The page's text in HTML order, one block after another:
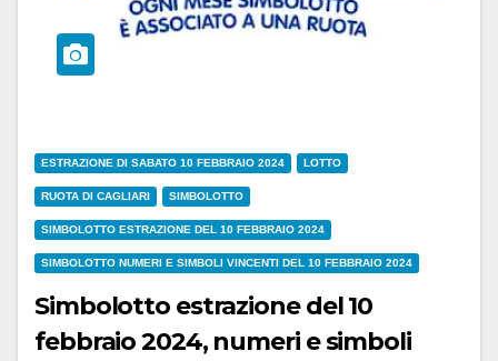
ESTRAZIONE DI SABATO 10 FEBBRAIO 2024 LOTTO
RUOTA DI CAGLIARI SIMBOLOTTO
SIMBOLOTTO ESTRAZIONE DEL 10 FEBBRAIO 2024
SIMBOLOTTO NUMERI E SIMBOLI VINCENTI DEL 10 FEBBRAIO 2024
Simbolotto estrazione del 10
febbraio 2024, numeri e simboli